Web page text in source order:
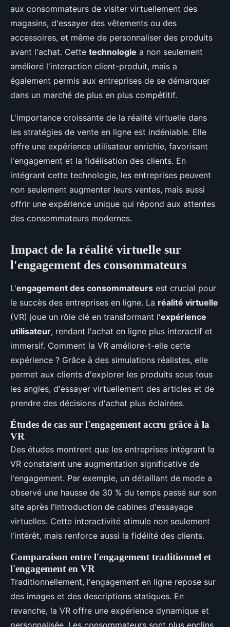
aux consommateurs de visiter virtuellement des
magasins, d'essayer des vêtements ou des
accessoires, et même de personnaliser des produits
avant l'achat. Cette technologie a non seulement
amélioré l'interaction client-produit, mais a
également permis aux entreprises de se démarquer
dans un marché de plus en plus compétitif.
L'importance croissante de la réalité virtuelle dans
les stratégies de vente en ligne est indéniable. Elle
offre une expérience utilisateur enrichie, favorisant
l'engagement et la fidélisation des clients. En
intégrant cette technologie, les entreprises peuvent
non seulement augmenter leurs ventes, mais aussi
offrir une expérience unique qui répond aux attentes
des consommateurs modernes.
Impact de la réalité virtuelle sur
l'engagement des consommateurs
L'engagement des consommateurs est crucial pour
le succès des entreprises en ligne. La réalité virtuelle
(VR) joue un rôle clé en transformant l'expérience
utilisateur, rendant l'achat en ligne plus interactif et
immersif. Comment la VR améliore-t-elle cette
expérience ? Grâce à des simulations réalistes, elle
permet aux clients d'explorer les produits sous tous
les angles, d'essayer virtuellement des articles et de
prendre des décisions d'achat plus éclairées.
Études de cas sur l'engagement accru grâce à la
VR
Des études montrent que les entreprises intégrant la
VR constatent une augmentation significative de
l'engagement. Par exemple, un détaillant de mode a
observé une hausse de 30 % du temps passé sur son
site après l'introduction de cabines d'essayage
virtuelles. Cette interactivité stimule non seulement
l'intérêt, mais renforce aussi la fidélité des clients.
Comparaison entre l'engagement traditionnel et
l'engagement en VR
Traditionnellement, l'engagement en ligne repose sur
des images et des descriptions statiques. En
revanche, la VR offre une expérience dynamique et
personnalisée. Les consommateurs sont plus enclins